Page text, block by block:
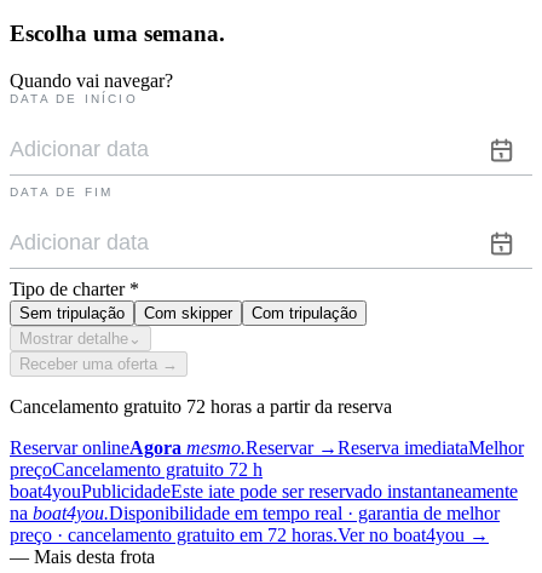
Escolha uma semana.
Quando vai navegar?
DATA DE INÍCIO
DATA DE FIM
Tipo de charter *
Sem tripulação Com skipper
Com tripulação
Mostrar detalhe ⌄
Receber uma oferta →
Cancelamento gratuito 72 horas a partir da reserva
Reservar onlineAgora mesmo.Reservar →Reserva imediataMelhor
preçoCancelamento gratuito 72 h
boat4youPublicidadeEste iate pode ser reservado instantaneamente
na boat4you.Disponibilidade em tempo real · garantia de melhor
preço · cancelamento gratuito em 72 horas.Ver no boat4you →
— Mais desta frota